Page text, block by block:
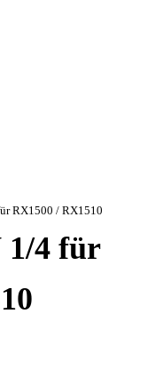
RX1500 / RX1510
1/4 für